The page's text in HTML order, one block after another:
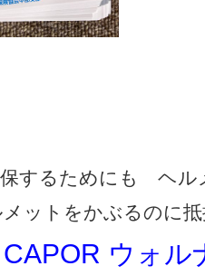
するためにも ヘル
ットをかぶるのに
CAPOR ウォル